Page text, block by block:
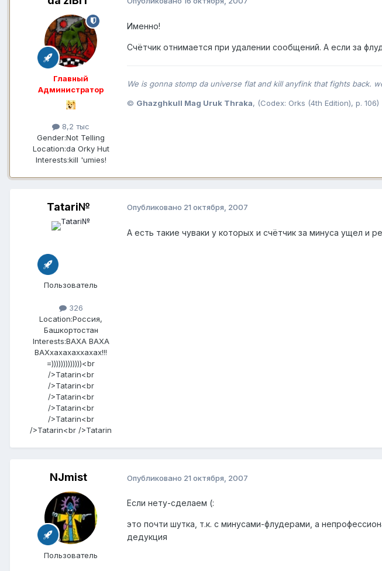
Главный
Администратор
8,2 тыс
Gender:Not Telling
Location:da Orky Hut
Interests:kill 'umies!
Именно!
Счётчик отнимается при удалении сообщений. А если за
We is gonna stomp da universe flat and kill anyfink that fights back.
© Ghazghkull Mag Uruk Thraka, (Codex: Orks (4th Edition), p. 106)
Tatari№
Пользователь
326
Location:Россия,
Башкортостан
Interests:ВАХА ВАХА
ВАХхахахаххахах!!!
=)))))))))))))<br
/>Tatarin<br
/>Tatarin<br
/>Tatarin<br
/>Tatarin<br
/>Tatarin<br
/>Tatarin<br />Tatarin
Опубликовано 21 октября, 2007
А есть такие чуваки у которых и счётчик за минуса ущел и
NJmist
Пользователь
Опубликовано 21 октября, 2007
Если нету-сделаем (:
это почти шутка, т.к. с минусами-флудерами, а
дедукция